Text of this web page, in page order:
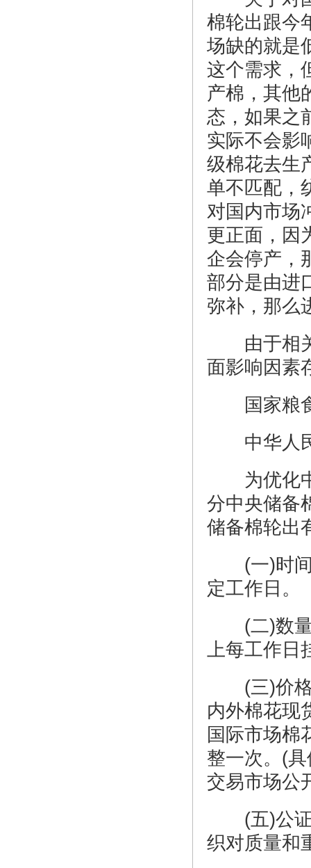
棉轮出跟今
场缺的就是
这个需求，
产棉，其他
态，如果之
实际不会影
级棉花去生
单不匹配，
对国内市场
更正面，因
企会停产，
部分是由进
弥补，那么
由于相关
面影响因素
国家粮食
中华人
为优化中
分中央储
储备棉轮出
(一)时间
定工作日。
(二)数量
上每工作日
(三)价格
内外棉花现
国际市场棉
整一次。(
交易市场公
(五)公证
织对质量和